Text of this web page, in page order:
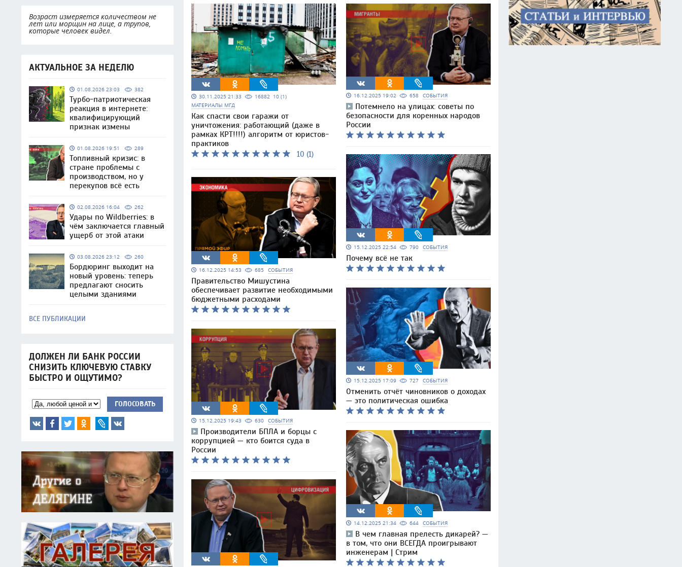
Возраст измеряется количеством не
лет или морщин на лице, а трупов,
которые человек видел.
АКТУАЛЬНОЕ ЗА НЕДЕЛЮ
01.08.2026 23:03 382
Турбо-патриотическая
реакция в интернете:
квалифицирующий
признак измены
01.08.2026 19:51 289
Топливный кризис: в
стране проблемы с
производством, но у
перекупов всё есть
02.08.2026 16:04 262
Удары по Wildberries: в
чём заключается главный
ущерб от этой атаки
03.08.2026 23:12 260
Бордюринг выходит на
новый уровень: теперь
предлагают сносить
целыми зданиями
ВСЕ ПУБЛИКАЦИИ
ДОЛЖЕН ЛИ БАНК РОССИИ
СНИЗИТЬ КЛЮЧЕВУЮ СТАВКУ
БЫСТРО И ОЩУТИМО?
ГОЛОСОВАТЬ
30.11.2025 21:33 16882 10 (1)
МАТЕРИАЛЫ МГД
Как спасти свои гаражи от
уничтожения: работающий (даже в
рамках КРТ!!!!) алгоритм от юристов-
практиков
10 (1)
16.12.2025 14:53 685 СОБЫТИЯ
Правительство Мишустина
обеспечивает развитие необходимыми
бюджетными расходами
15.12.2025 19:43 630 СОБЫТИЯ
Производители БПЛА и борцы с
коррупцией — кто боится суда в
России
16.12.2025 19:02 658 СОБЫТИЯ
Потемнело на улицах: советы по
безопасности для коренных народов
России
15.12.2025 22:54 790 СОБЫТИЯ
Почему всё не так
15.12.2025 17:09 727 СОБЫТИЯ
Отменить отчёт чиновников о доходах
— это политическая ошибка
14.12.2025 21:34 644 СОБЫТИЯ
В чем главная прелесть дикарей? —
в том, что они ВСЕГДА проигрывают
инженерам | Стрим